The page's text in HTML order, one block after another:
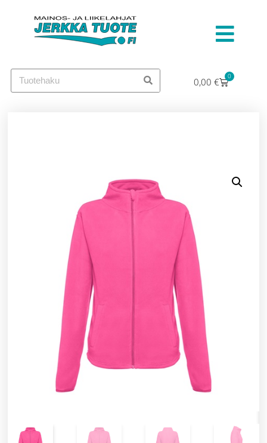
0,00 € 0